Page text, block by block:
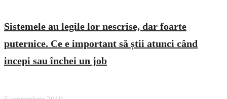
Sistemele au legile lor nescrise, dar foarte
puternice. Ce e important să știi atunci când
incepi sau închei un job